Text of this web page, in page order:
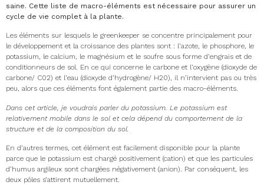
saine. Cette liste de macro-éléments est nécessaire pour assurer un
cycle de vie complet à la plante.
Les éléments sur lesquels le greenkeeper se concentre principalement pour
le développement et la croissance des plantes sont : l’azote, le phosphore, le
potassium, le calcium, le magnésium et le soufre sous forme d’engrais et de
conditionneurs de sol. En ce qui concerne le carbone et l’oxygène (dioxyde de
carbone/ C02) et l’eau (dioxyde d’hydrogène/ H20), il n’intervient pas ou très
peu, alors que ces éléments font également partie des macro-éléments.
Dans cet article, je voudrais parler du potassium. Le potassium est
relativement mobile dans le sol et cela dépend du comportement de la
structure et de la composition du sol.
En d’autres termes, cet élément est facilement disponible pour la plante
parce que le potassium est chargé positivement (cation) et que les particules
d’humus argileux sont chargées négativement (anion). Par conséquent, les
deux pôles s’attirent mutuellement.